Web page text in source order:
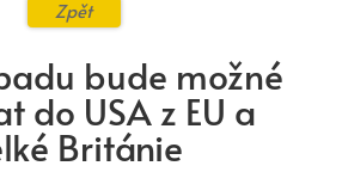
Zpět
bude možné
do USA z EU a
Británie